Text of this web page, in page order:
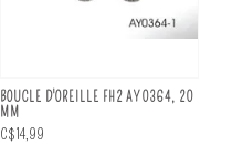
BOUCLE D'OREILLE FH2 AY0364, 20
MM
C$14,99